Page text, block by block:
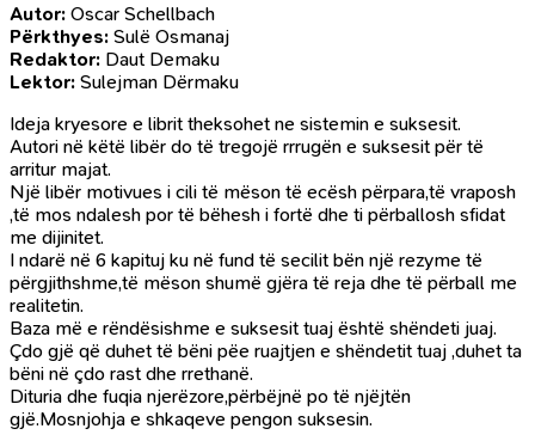
Autor: Oscar Schellbach
Përkthyes: Sulë Osmanaj
Redaktor: Daut Demaku
Lektor: Sulejman Dërmaku
Ideja kryesore e librit theksohet ne sistemin e suksesit.
Autori në këtë libër do të tregojë rrrugën e suksesit për të
arritur majat.
Një libër motivues i cili të mëson të ecësh përpara,të vraposh
,të mos ndalesh por të bëhesh i fortë dhe ti përballosh sfidat
me dijinitet.
I ndarë në 6 kapituj ku në fund të secilit bën një rezyme të
përgjithshme,të mëson shumë gjëra të reja dhe të përball me
realitetin.
Baza më e rëndësishme e suksesit tuaj është shëndeti juaj.
Çdo gjë që duhet të bëni pëe ruajtjen e shëndetit tuaj ,duhet ta
bëni në çdo rast dhe rrethanë.
Dituria dhe fuqia njerëzore,përbëjnë po të njëjtën
gjë.Mosnjohja e shkaqeve pengon suksesin.